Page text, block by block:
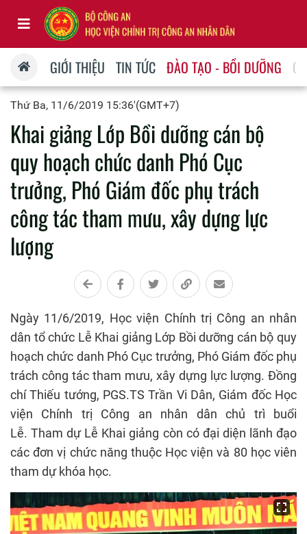
GIỚI THIỆU TIN TỨC ĐÀO TẠO - BỒI DƯỠNG
Thứ Ba, 11/6/2019 15:36'(GMT+7)
Khai giảng Lớp Bồi dưỡng cán bộ
quy hoạch chức danh Phó Cục
trưởng, Phó Giám đốc phụ trách
công tác tham mưu, xây dựng lực
lượng
Ngày 11/6/2019, Học viện Chính trị Công an nhân
dân tổ chức Lễ Khai giảng Lớp Bồi dưỡng cán bộ quy
hoạch chức danh Phó Cục trưởng, Phó Giám đốc phụ
trách công tác tham mưu, xây dựng lực lượng. Đồng
chí Thiếu tướng, PGS.TS Trần Vi Dân, Giám đốc Học
viện Chính trị Công an nhân dân chủ trì buổi
Lễ.Tham dự Lễ Khai giảng còn có đại diện lãnh đạo
các đơn vị chức năng thuộc Học viện và 80 học viên
tham dự khóa học.